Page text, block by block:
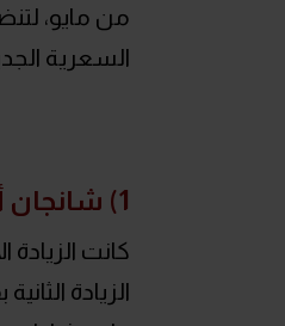
من مايو،
السعرية
1) شانجان ألسفن